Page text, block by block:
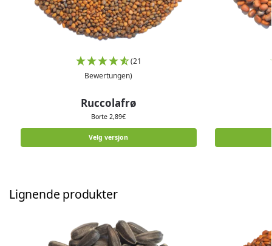
(21
Bewertungen)
Ruccolafrø
Borte2,89€
Velg versjon
Lignende produkter